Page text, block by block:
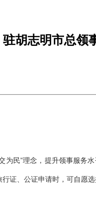
驻胡志明市总领
为民”理念，提升领事服务
证、公证申请时，可自愿